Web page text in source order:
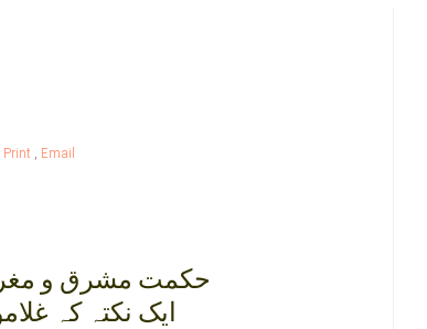
Print , Email
حکمت مشرق و
ايک نکتہ کہ